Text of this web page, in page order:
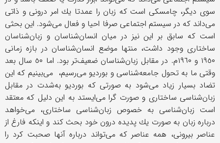
سوی دیگر، چامسكی است كه زبان را عمدتا یك امر درونی و ذاتی
می‌داند كه در سیستم اجتماعی صرفا احیا و فعال می‌شود. این بحثی
است كه سابق بر این نیز در میان انسان‌شناسان و زبان‌شناسان
ساختاری وجود داشت، منتها موضع انسان‌شناسان در بازه زمانی
١٩٥٠ و ١٩٦٠م. در مقابل زبان‌شناسان ضعیف‌تر بود. اما ٥٠ سال بعد
وقتی ما به تحول جامعه‌شناسی و بوردیو می‌رسیم، می‌بینیم كه این
تضاد بسیار زیاد می‌شود به صورتی كه بوردیو به‌شدت در مقابل
زبان‌شناسی ساختاری و صورت گرا می‌ایستد به این دلیل كه معتقد
است زبان‌شناسی به خصوص زبان‌شناسی ساختاری، می‌خواهد
درباره زبان به صورت یك پدیده درون خود بحث كند و اینكه فارغ از
عناصر بیرونی، همه عناصر كه می‌تواند درباره آنها صحبت كرد را